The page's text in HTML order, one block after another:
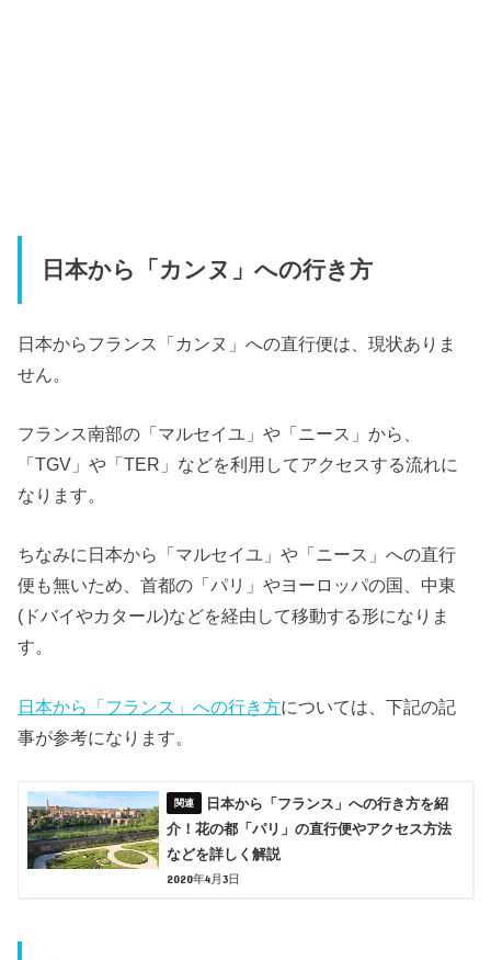
日本から「カンヌ」への行き方
日本からフランス「カンヌ」への直行便は、現状ありま
せん。
フランス南部の「マルセイユ」や「ニース」から、
「TGV」や「TER」などを利用してアクセスする流れに
なります。
ちなみに日本から「マルセイユ」や「ニース」への直行
便も無いため、首都の「パリ」やヨーロッパの国、中東
(ドバイやカタール)などを経由して移動する形になりま
す。
日本から「フランス」への行き方については、下記の記
事が参考になります。
日本から「フランス」への行き方を紹
介！花の都「パリ」の直行便やアクセス方法
などを詳しく解説
2020年4月3日